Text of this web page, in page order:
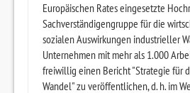
Europäischen Rates eingesetzte
Sachverständigengruppe für die
sozialen Auswirkungen industrieller
Unternehmen mit mehr als 1.000
freiwillig einen Bericht "Strategie für
Wandel" zu veröffentlichen, d. h. im